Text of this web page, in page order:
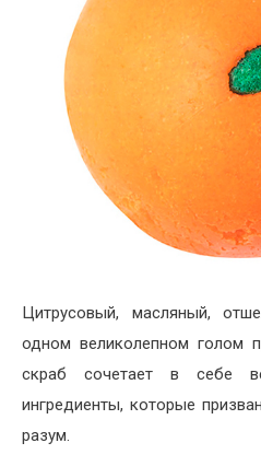
Цитрусовый, масляный,
одном великолепном голом
скраб сочетает в себе
ингредиенты, которые
разум.